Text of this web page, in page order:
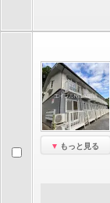
もっと見る